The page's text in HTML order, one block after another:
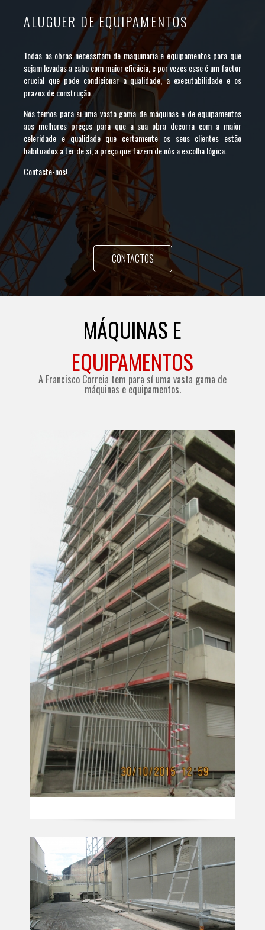
ALUGUER DE EQUIPAMENTOS
Todas as obras necessitam de maquinaria e equipamentos para que
sejam levadas a cabo com maior eficácia, e por vezes esse é um factor
crucial que pode condicionar a qualidade, a executabilidade e os
prazos de construção...
Nós temos para si uma vasta gama de máquinas e de equipamentos
aos melhores preços para que a sua obra decorra com a maior
celeridade e qualidade que certamente os seus clientes estão
habituados a ter de sí, a preço que fazem de nós a escolha lógica.
Contacte-nos!
CONTACTOS
MÁQUINAS E
EQUIPAMENTOS
A Francisco Correia tem para sí uma vasta gama de
máquinas e equipamentos.